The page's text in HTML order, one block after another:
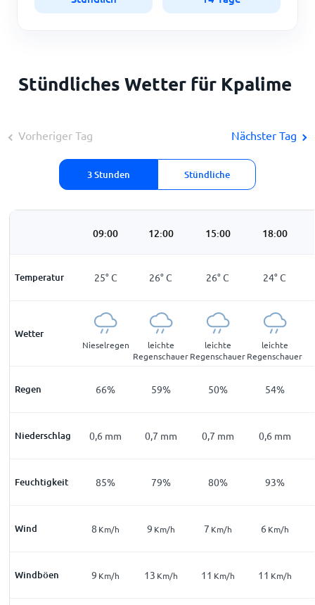
Stündliches Wetter für Kpalime
Vorheriger Tag
3 Stunden Stündliche
Nächster Tag
09:00 12:00 15:00 18:00
Temperatur
21°C 25°C 26°C 26°C 24°C
Wetter
Nieselregen
leichte
Regenschauer
leichte
Regenschauer
leichte
Regenschauer
Regen 66% 59% 50% 54%
Niederschlag
0mm 0,6 mm 0,7 mm 0,7 mm 0,6 mm
Feuchtigkeit
98% 85% 79% 80% 93%
Wind 8 Km/h 9 Km/h 7 Km/h 6 Km/h
Windböen
3Km/h 9 Km/h 13 Km/h 11 Km/h 11 Km/h